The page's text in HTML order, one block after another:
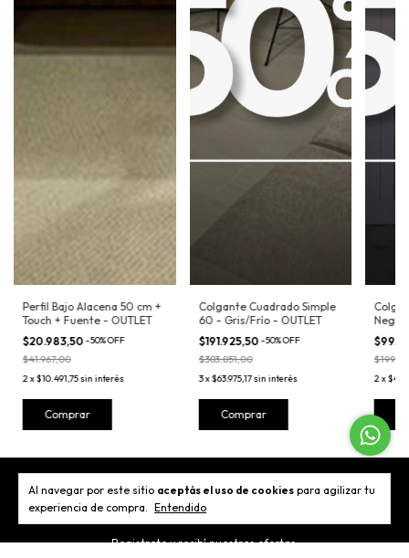
Al navegar por este sitio aceptás el uso de cookies para agilizar tu
experiencia de compra. Entendido
Perfil Bajo Alacena 50 cm +
Touch + Fuente - OUTLET
$20.983,50-50%OFF
$41.967,00
2 x$10.491,75sin interés
Comprar
Colgante Cuadrado Simple
60 - Gris/Frío - OUTLET
$191.925,50-50%OFF
$383.851,00
3x$63.975,17sin interés
Comprar
2 x
Newsletter
Registrate y recibí nuestras ofertas.